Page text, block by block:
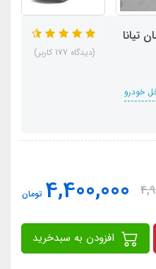
تیانا
خودرو
(دیدگاه 177 کاربر)
4,400,000 تومان